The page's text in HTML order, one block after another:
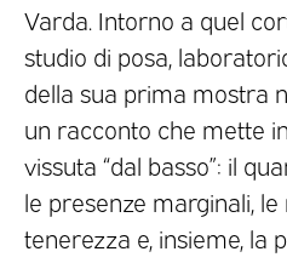
Varda. Intorno a quel
studio di posa,
della sua prima mostra
un racconto che mette
vissuta “dal basso”: il
le presenze marginali, le
tenerezza e, insieme, la